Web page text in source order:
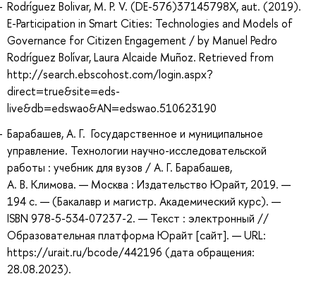
Rodríguez Bolivar, M. P. V. (DE-576)37145798X, aut. (2019).
E-Participation in Smart Cities: Technologies and Models of
Governance for Citizen Engagement / by Manuel Pedro
Rodríguez Bolívar, Laura Alcaide Muñoz. Retrieved from
http://search.ebscohost.com/login.aspx?
direct=true&site=eds-
live&db=edswao&AN=edswao.510623190
Барабашев, А. Г. Государственное и муниципальное
управление. Технологии научно-исследовательской
работы : учебник для вузов / А. Г. Барабашев,
А. В. Климова. — Москва : Издательство Юрайт, 2019. —
194 с. — (Бакалавр и магистр. Академический курс). —
ISBN 978-5-534-07237-2. — Текст : электронный //
Образовательная платформа Юрайт [сайт]. — URL:
https://urait.ru/bcode/442196 (дата обращения:
28.08.2023).